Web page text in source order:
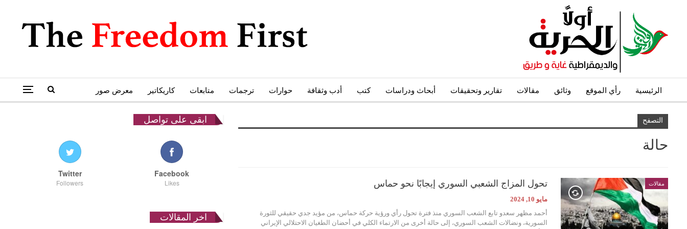
الرئيسية رأي الموقع وثائق مقالات تقارير وتحقيقات أبحاث ودراسات كتب أدب وثقافة حوارات ترجمات متابعات كاريكاتير معرض صور
التصفح
حالة
مقالات تحول المزاج الشعبي السوري إيجابًا نحو حماس
مايو 10, 2024
أحمد مظهر سعدو تابع الشعب السوري منذ فترة تحول رأي ورؤية حركة حماس، من مؤيد جدي حقيقي للثورة
السورية، ونضالات الشعب السوري، إلى حالة أخرى من الارتماء الكلي في أحضان الطغيان الاحتلالي الإيراني
ابقى على تواصل
Facebook
Likes
Twitter
Followers
اخر المقالات